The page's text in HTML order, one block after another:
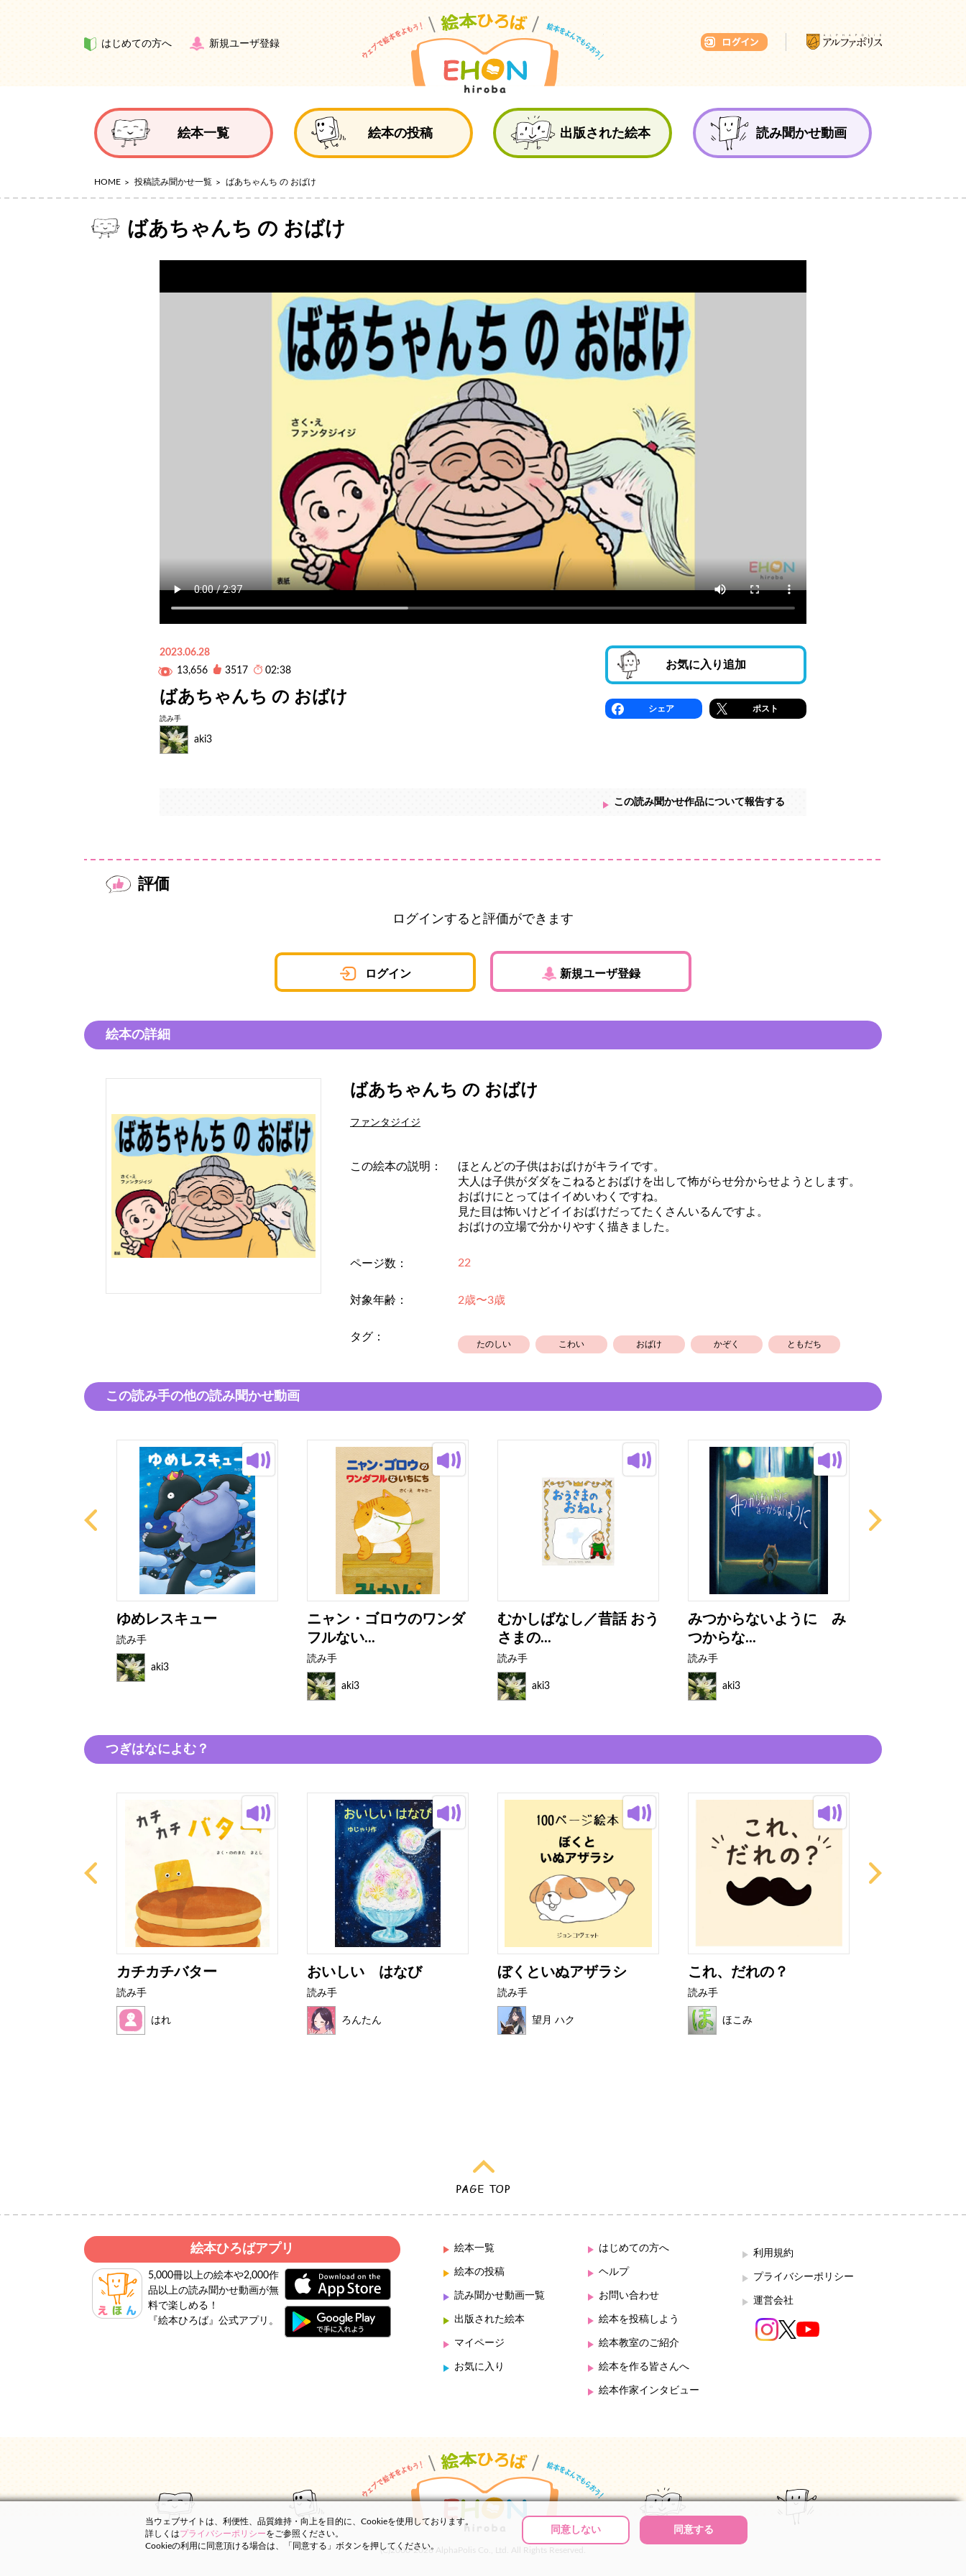
はじめての方へ 新規ユーザ登録
絵本一覧 絵本の投稿 出版された絵本 読み聞かせ動画
HOME 投稿読み聞かせ一覧 ばあちゃんち の おばけ
ばあちゃんち の おばけ
2023.06.28
13,656
3517 02:38
ばあちゃんち の おばけ
読み手
aki3
お気に入り追加
シェア ポスト
この読み聞かせ作品について報告する
評価
ログインすると評価ができます
ログイン 新規ユーザ登録
絵本の詳細
ばあちゃんち の おばけ
ファンタジイジ
この絵本の説明：
ほとんどの子供はおばけがキライです。
大人は子供がダダをこねるとおばけを出して怖がらせ分からせようとします。
おばけにとってはイイめいわくですね。
見た目は怖いけどイイおばけだってたくさんいるんですよ。
おばけの立場で分かりやすく描きました。
ページ数： 22
対象年齢： 2歳〜3歳
タグ：
たのしい こわい おばけ かぞく ともだち
この読み手の他の読み聞かせ動画
ゆめレスキュー
読み手
aki3
ニャン・ゴロウのワンダ
フルない...
読み手
aki3
むかしばなし／昔話 おう
さまの...
読み手
aki3
みつからないように み
つからな...
読み手
aki3
つぎはなによむ？
カチカチバター
読み手
はれ
おいしい はなび
読み手
ろんたん
ぼくといぬアザラシ
読み手
望月 ハク
これ、だれの？
読み手
ほこみ
絵本ひろばアプリ
5,000冊以上の絵本や2,000作
品以上の読み聞かせ動画が無
料で楽しめる！
『絵本ひろば』公式アプリ。
絵本一覧
絵本の投稿
読み聞かせ動画一覧
出版された絵本
マイページ
お気に入り
はじめての方へ
ヘルプ
お問い合わせ
絵本を投稿しよう
絵本教室のご紹介
絵本を作る皆さんへ
絵本作家インタビュー
利用規約
プライバシーポリシー
運営会社
(C)2000-2026 AlphaPolis Co., Ltd. All Rights Reserved.
当ウェブサイトは、利便性、品質維持・向上を目的に、Cookieを使用しております。
詳しくはプライバシーポリシーをご参照ください。
Cookieの利用に同意頂ける場合は、「同意する」ボタンを押してください。
同意しない 同意する